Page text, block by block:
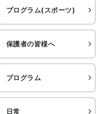
プログラム(スポーツ)
保護者の皆様へ
プログラム
日常